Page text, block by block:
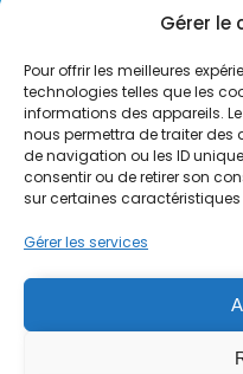
Gérer le
Pour offrir les meilleures
technologies telles que les
informations des appareils.
nous permettra de traiter des
de navigation ou les ID
consentir ou de retirer son
sur certaines
Gérer les services
Aérodrome